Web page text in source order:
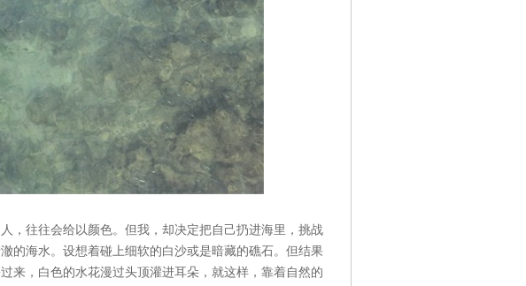
，往往会给以颜色。但我，却决定把自己扔进海里，挑战
的海水。设想着碰上细软的白沙或是暗藏的礁石。但结果
来，白色的水花漫过头顶灌进耳朵，就这样，靠着自然的